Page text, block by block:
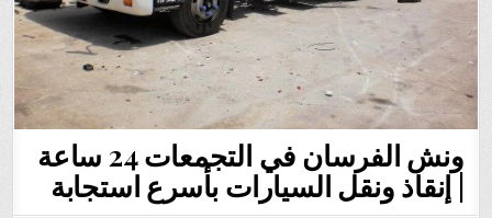
ونش الفرسان في التجمعات 24 ساعة
| إنقاذ ونقل السيارات بأسرع استجابة